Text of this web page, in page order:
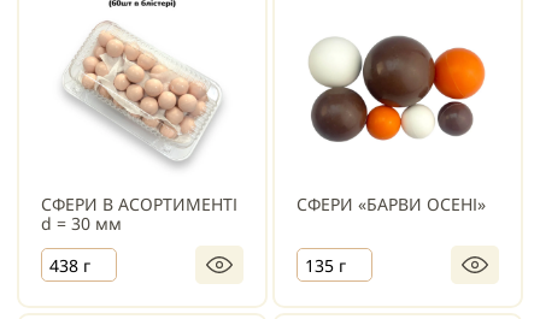
СФЕРИ В АСОРТИМЕНТІ
d = 30 мм
438 г
СФЕРИ «БАРВИ ОСЕНІ»
135 г